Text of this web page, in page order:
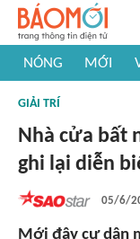
NÓNG MỚI
#Khám phá thế giới
GIẢI TRÍ
Nhà cửa bất
ghi lại diễn
05/6/
Mới đây cư dân